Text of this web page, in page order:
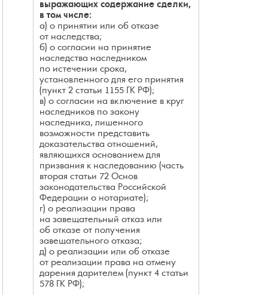
выражающих содержание сделки,
в том числе:
а) о принятии или об отказе
от наследства;
б) о согласии на принятие
наследства наследником
по истечении срока,
установленного для его принятия
(пункт 2 статьи 1155 ГК РФ);
в) о согласии на включение в круг
наследников по закону
наследника, лишенного
возможности представить
доказательства отношений,
являющихся основанием для
призвания к наследованию (часть
вторая статьи 72 Основ
законодательства Российской
Федерации о нотариате);
г) о реализации права
на завещательный отказ или
об отказе от получения
завещательного отказа;
д) о реализации или об отказе
от реализации права на отмену
дарения дарителем (пункт 4 статьи
578 ГК РФ);